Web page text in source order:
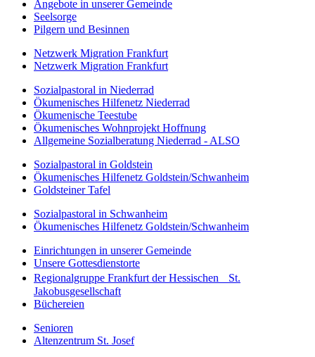
Angebote in unserer Gemeinde
Seelsorge
Pilgern und Besinnen
Netzwerk Migration Frankfurt
Netzwerk Migration Frankfurt
Sozialpastoral in Niederrad
Ökumenisches Hilfenetz Niederrad
Ökumenische Teestube
Ökumenisches Wohnprojekt Hoffnung
Allgemeine Sozialberatung Niederrad - ALSO
Sozialpastoral in Goldstein
Ökumenisches Hilfenetz Goldstein/Schwanheim
Goldsteiner Tafel
Sozialpastoral in Schwanheim
Ökumenisches Hilfenetz Goldstein/Schwanheim
Einrichtungen in unserer Gemeinde
Unsere Gottesdienstorte
Regionalgruppe Frankfurt der Hessischen St.
Jakobusgesellschaft
Büchereien
Senioren
Altenzentrum St. Josef